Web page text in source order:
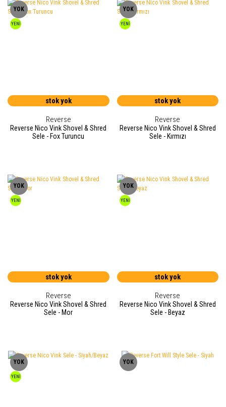
YOK
YENİ
stok yok
Reverse
Reverse Nico Vink Shovel & Shred
Sele - Fox Turuncu
YOK
YENİ
stok yok
Reverse
Reverse Nico Vink Shovel & Shred
Sele - Kırmızı
YOK
YENİ
stok yok
Reverse
Reverse Nico Vink Shovel & Shred
Sele - Mor
YOK
YENİ
stok yok
Reverse
Reverse Nico Vink Shovel & Shred
Sele - Beyaz
YOK
YENİ
YOK